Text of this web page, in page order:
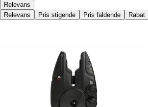
Relevans
Relevans
Pris stigende Pris faldende Rabat